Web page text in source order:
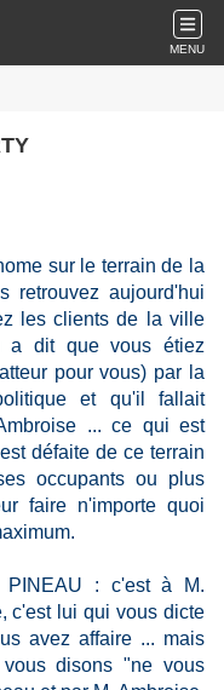
MENU
sur le terrain de la
retrouvez aujourd'hui
les clients de la ville
a dit que vous étiez
pour vous) par la
et qu'il fallait
... ce qui est
défaite de ce terrain
occupants ou plus
faire n'importe quoi
PINEAU : c'est à M.
c'est lui qui vous dicte
avez affaire ... mais
vous disons "ne vous